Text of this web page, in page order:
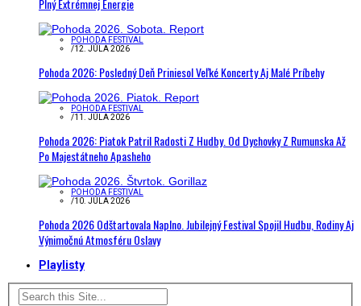
Plný Extrémnej Energie
POHODA FESTIVAL
/12. JÚLA 2026
Pohoda 2026: Posledný Deň Priniesol Veľké Koncerty Aj Malé Príbehy
POHODA FESTIVAL
/11. JÚLA 2026
Pohoda 2026: Piatok Patril Radosti Z Hudby. Od Dychovky Z Rumunska Až
Po Majestátneho Apasheho
POHODA FESTIVAL
/10. JÚLA 2026
Pohoda 2026 Odštartovala Naplno. Jubilejný Festival Spojil Hudbu, Rodiny Aj
Výnimočnú Atmosféru Oslavy
Playlisty